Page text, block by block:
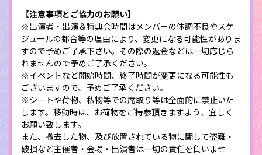
【注意事項とご協力のお願い】
※出演者・出演＆特典会時間はメンバーの体調不良やスケ
ジュールの都合等の理由により、変更になる可能性がありま
すので予めご了承下さい。その際の返金などは一切応じら
れませんので予めご了承ください。
※イベントなど開始時間、終了時間が変更になる可能性も
ございますので、予めご了承ください。
※シートや荷物、私物等での席取り等は全面的に禁止いた
します。移動時は、お荷物をご持参頂きますよう、宜しく
お願い致します。
また、撤去した物、及び放置されている物に関して盗難・
破損など主催者・会場・出演者は一切の責任を負いませ